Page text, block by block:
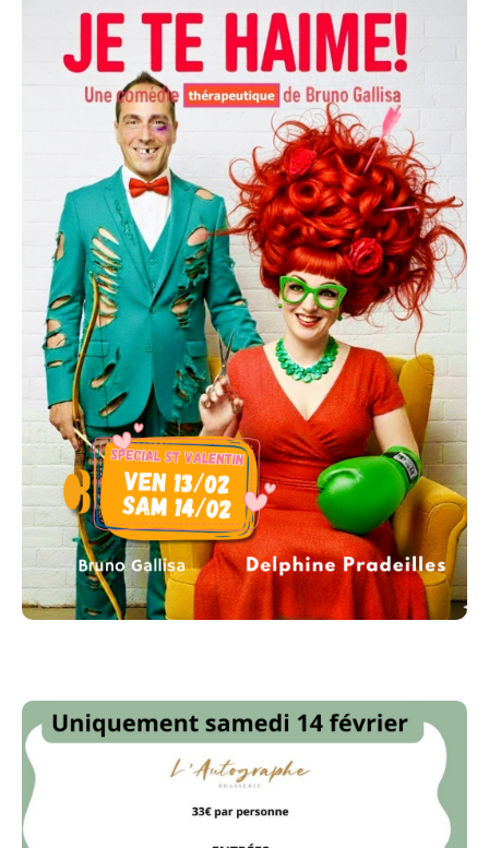
dans le pire comme le meilleur, dans un univers à
cheval entre La Guerre des Roses, Deseperate
Housewife et Tex Avery... ou comment le conte de
fée vire au cauchemar.